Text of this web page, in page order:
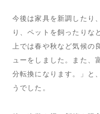
今後は家具を新調したり
り、ペットを飼ったりな
上では春や秋など気候の
ューをしました。また、
分転換になります。」と
うでした。